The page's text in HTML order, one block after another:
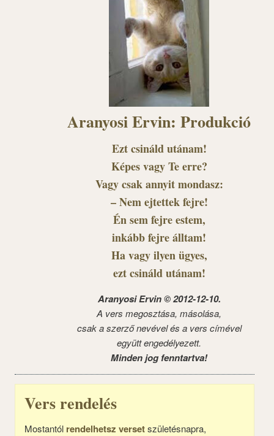
Aranyosi Ervin: Produkció
Ezt csináld utánam!
Képes vagy Te erre?
Vagy csak annyit mondasz:
– Nem ejtettek fejre!
Én sem fejre estem,
inkább fejre álltam!
Ha vagy ilyen ügyes,
ezt csináld utánam!
Aranyosi Ervin © 2012-12-10.
A vers megosztása, másolása,
csak a szerző nevével és a vers címével
együtt engedélyezett.
Minden jog fenntartva!
Vers rendelés
Mostantól rendelhetsz versetszületésnapra,